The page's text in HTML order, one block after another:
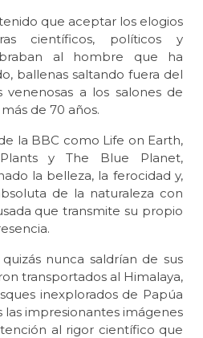
que aceptar los elogios
científicos, políticos y
al hombre que ha
ballenas saltando fuera del
venenosas a los salones de
de 70 años.
la BBC como Life on Earth,
y The Blue Planet,
la belleza, la ferocidad y,
de la naturaleza con
que transmite su propio
nunca saldrían de sus
transportados al Himalaya,
inexplorados de Papúa
las impresionantes imágenes
al rigor científico que